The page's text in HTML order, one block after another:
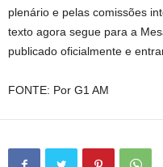
plenário e pelas comissões
texto agora segue para a
publicado oficialmente e
FONTE: Por G1 AM